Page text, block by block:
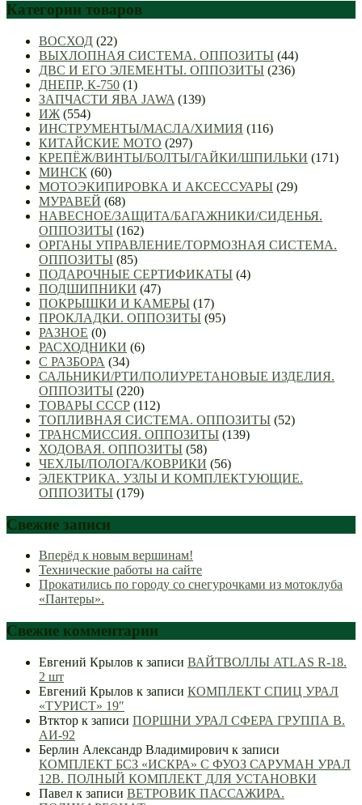
Категории товаров
ВОСХОД (22)
ВЫХЛОПНАЯ СИСТЕМА. ОППОЗИТЫ (44)
ДВС И ЕГО ЭЛЕМЕНТЫ. ОППОЗИТЫ (236)
ДНЕПР, К-750 (1)
ЗАПЧАСТИ ЯВА JAWA (139)
ИЖ (554)
ИНСТРУМЕНТЫ/МАСЛА/ХИМИЯ (116)
КИТАЙСКИЕ МОТО (297)
КРЕПЁЖ/ВИНТЫ/БОЛТЫ/ГАЙКИ/ШПИЛЬКИ (171)
МИНСК (60)
МОТОЭКИПИРОВКА И АКСЕССУАРЫ (29)
МУРАВЕЙ (68)
НАВЕСНОЕ/ЗАЩИТА/БАГАЖНИКИ/СИДЕНЬЯ.
ОППОЗИТЫ (162)
ОРГАНЫ УПРАВЛЕНИЕ/ТОРМОЗНАЯ СИСТЕМА.
ОППОЗИТЫ (85)
ПОДАРОЧНЫЕ СЕРТИФИКАТЫ (4)
ПОДШИПНИКИ (47)
ПОКРЫШКИ И КАМЕРЫ (17)
ПРОКЛАДКИ. ОППОЗИТЫ (95)
РАЗНОЕ (0)
РАСХОДНИКИ (6)
С РАЗБОРА (34)
САЛЬНИКИ/РТИ/ПОЛИУРЕТАНОВЫЕ ИЗДЕЛИЯ.
ОППОЗИТЫ (220)
ТОВАРЫ СССР (112)
ТОПЛИВНАЯ СИСТЕМА. ОППОЗИТЫ (52)
ТРАНСМИССИЯ. ОППОЗИТЫ (139)
ХОДОВАЯ. ОППОЗИТЫ (58)
ЧЕХЛЫ/ПОЛОГА/КОВРИКИ (56)
ЭЛЕКТРИКА. УЗЛЫ И КОМПЛЕКТУЮЩИЕ.
ОППОЗИТЫ (179)
Свежие записи
Вперёд к новым вершинам!
Технические работы на сайте
Прокатились по городу со снегурочками из мотоклуба
«Пантеры».
Свежие комментарии
Евгений Крылов к записи ВАЙТВОЛЛЫ ATLAS R-18.
2 шт
Евгений Крылов к записи КОМПЛЕКТ СПИЦ УРАЛ
«ТУРИСТ» 19″
Втктор к записи ПОРШНИ УРАЛ СФЕРА ГРУППА В.
АИ-92
Берлин Александр Владимирович к записи
КОМПЛЕКТ БСЗ «ИСКРА» С ФУОЗ САРУМАН УРАЛ
12В. ПОЛНЫЙ КОМПЛЕКТ ДЛЯ УСТАНОВКИ
Павел к записи ВЕТРОВИК ПАССАЖИРА.